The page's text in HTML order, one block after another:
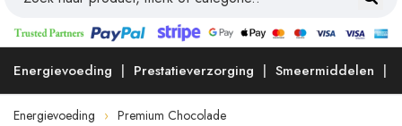
Energievoeding Prestatieverzorging Smeermiddelen
Energievoeding Premium Chocolade